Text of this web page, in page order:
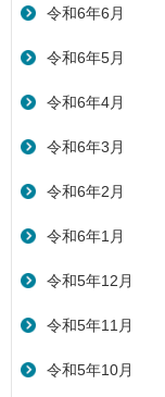
令和6年6月
令和6年5月
令和6年4月
令和6年3月
令和6年2月
令和6年1月
令和5年12月
令和5年11月
令和5年10月